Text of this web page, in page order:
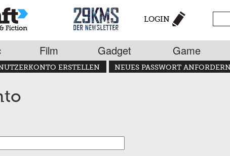
LOGIN
Film Gadget Game
ERSTELLEN NEUES PASSWORT ANFORDERN